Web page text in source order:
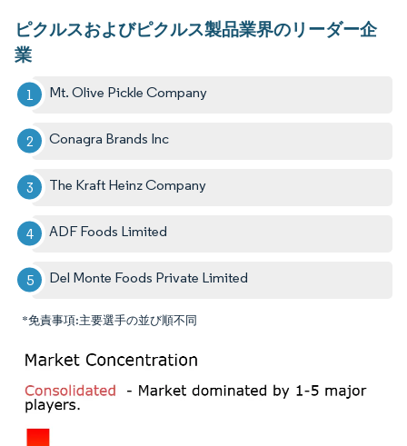
ピクルスおよびピクルス製品業界のリーダー企
業
Mt. Olive Pickle Company
Conagra Brands Inc
The Kraft Heinz Company
ADF Foods Limited
Del Monte Foods Private Limited
*免責事項:主要選手の並び順不同